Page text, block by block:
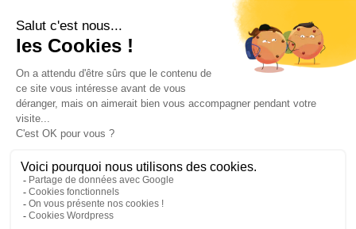
Muriel Chazalon
MDA 41939 • ADAGP 1307804